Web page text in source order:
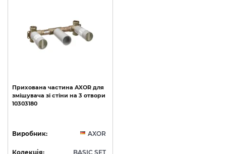
Прихована частина AXOR для
змішувача зі стіни на 3 отвори
10303180
Виробник: AXOR
Колекція: BASIC SET